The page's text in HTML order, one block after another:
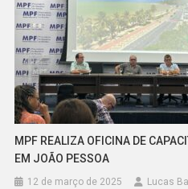
MPF REALIZA OFICINA DE
EM JOÃO PESSOA
12 de março de 2025 Lucas